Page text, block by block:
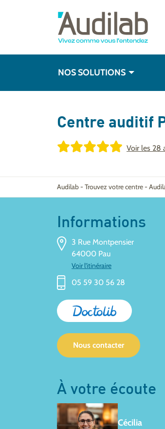
NOS SOLUTIONS
Centre auditif
Voir les 28
Audilab-Trouvez votre centre-
Informations
3 Rue Montpensier
64000 Pau
Voir l'itinéraire
05 59 30 56 28
Nous contacter
À votre écoute
Cécilia